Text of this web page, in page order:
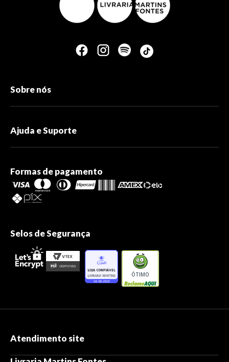
Sobre nós
Ajuda e Suporte
Formas de pagamento
Selos de Segurança
ÓTIMO
Atendimento site